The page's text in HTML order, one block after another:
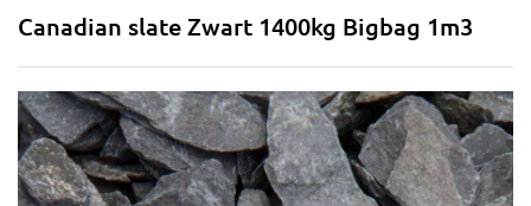
Canadian slate Zwart 1400kg Bigbag 1m3